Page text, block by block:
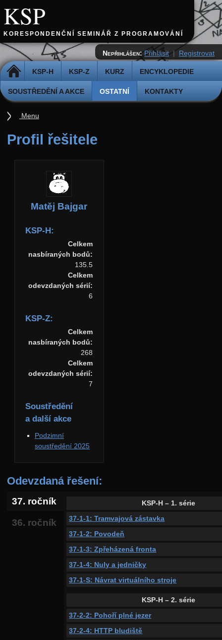
KSP
KORESPONDENČNÍ SEMINÁŘ Z PROGRAMOVÁNÍ
DOMŮ KSP-H KSP-Z KURZ ENCYKLOPEDIE
SOUSTŘEDĚNÍ A AKCE OSTATNÍ KONTAKTY
Nepřihlášen: Přihlásit | Registrovat
Profil řešitele
Matěj Bajgar
KSP-H:
Celkem
nasbíraných bodů:
135.5
Celkem
odevzdaných sérií:
6
KSP-Z:
Celkem
nasbíraných bodů:
268
Celkem
odevzdaných sérií:
7
Soustředění
a další akce
Podzimní
soustředění 2025
Odevzdaná řešení:
37. ročník
36. ročník
KSP-H – 1. série
37-1-1: Tramvajová zástavka
37-1-2: Povodeň
37-1-3: Zpřeházená fronta
37-1-4: Nuly a jedničky
37-1-S: Návrat virtuálního stroje
KSP-H – 2. série
37-2-2: Pohoří plné jezer
37-2-4: HTTP bludiště
Menu